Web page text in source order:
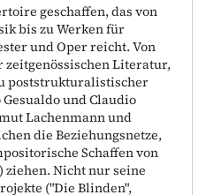
geschaffen, das von
bis zu Werken für
und Oper reicht. Von
zeitgenössischen Literatur,
poststrukturalistischer
und Claudio
Lachenmann und
die Beziehungsnetze,
Schaffen von
ziehen. Nicht nur seine
("Die Blinden",